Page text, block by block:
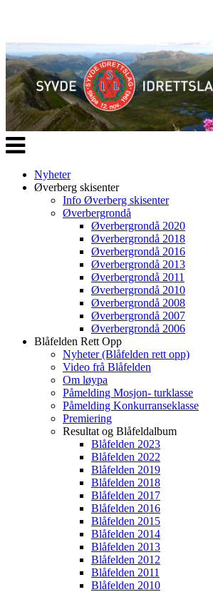
Veksle
navigasjon
Nyheter
Øverberg skisenter
Info Øverberg skisenter
Øverbergrondå
Øverbergrondå 2020
Øverbergrondå 2018
Øverbergrondå 2016
Øverbergrondå 2013
Øverbergrondå 2011
Øverbergrondå 2010
Øverbergrondå 2008
Øverbergrondå 2007
Øverbergrondå 2006
Blåfelden Rett Opp
Nyheter (Blåfelden rett opp)
Video frå Blåfelden
Om løypa
Påmelding Mosjon- turklasse
Påmelding Konkurranseklasse
Premiering
Resultat og Blåfeldalbum
Blåfelden 2023
Blåfelden 2022
Blåfelden 2019
Blåfelden 2018
Blåfelden 2017
Blåfelden 2016
Blåfelden 2015
Blåfelden 2014
Blåfelden 2013
Blåfelden 2012
Blåfelden 2011
Blåfelden 2010